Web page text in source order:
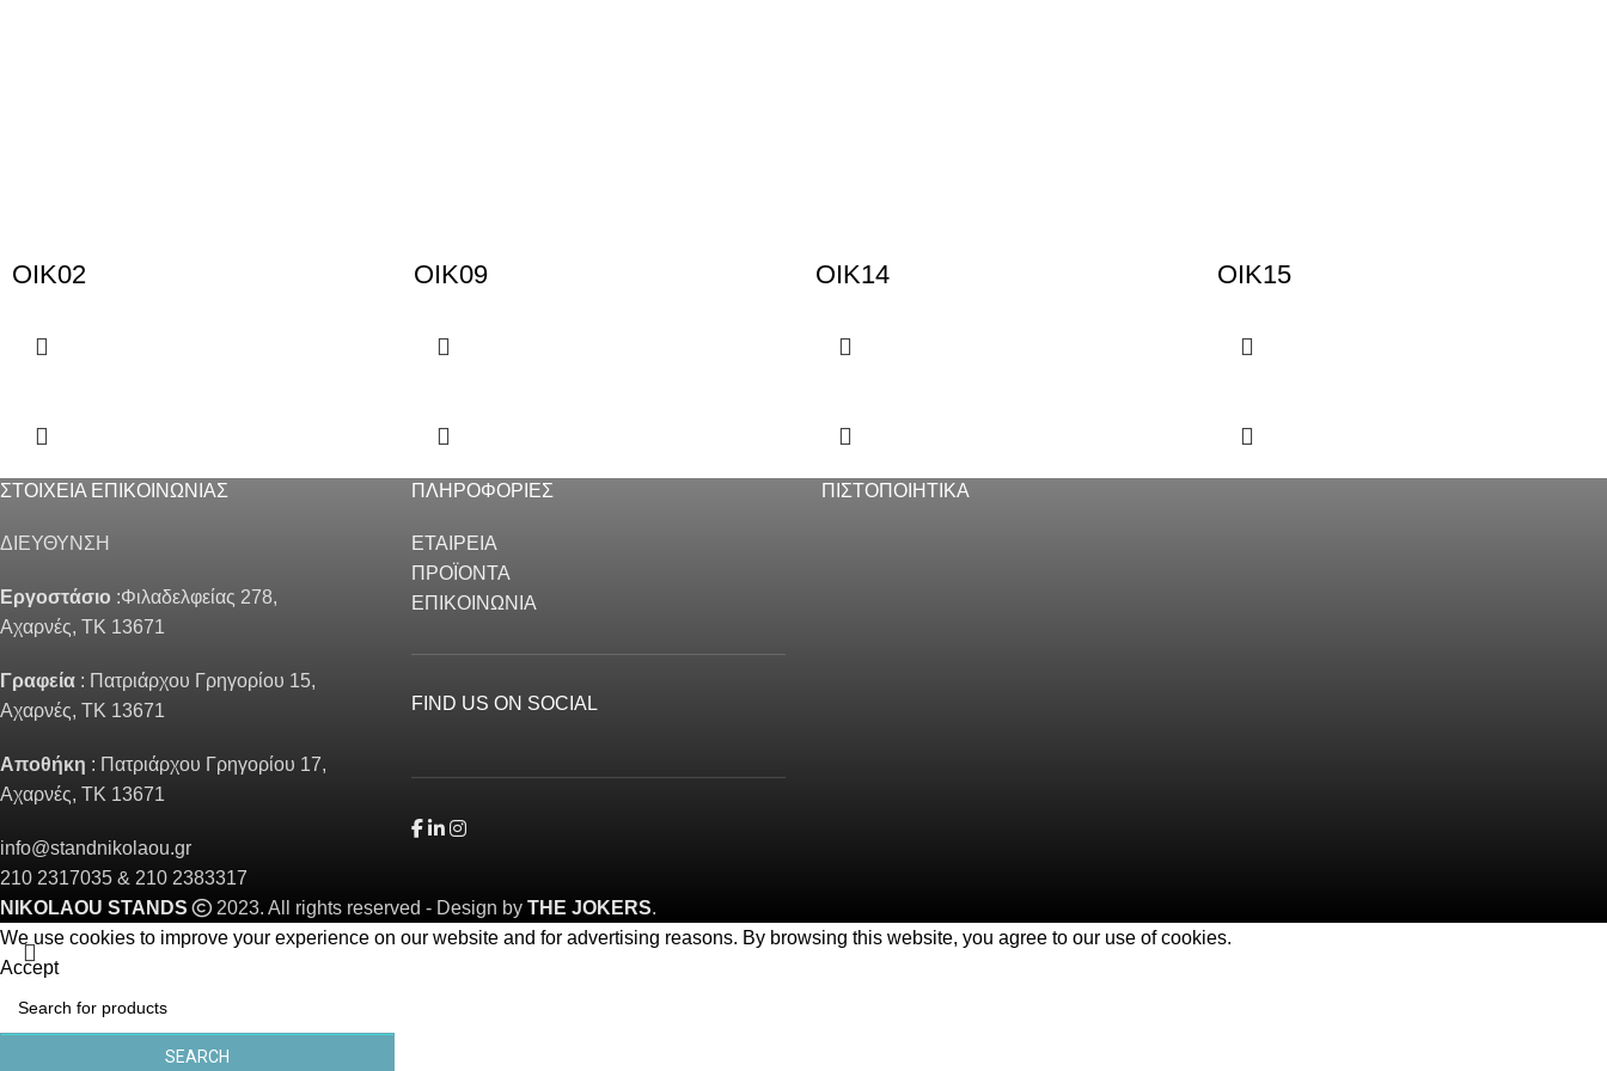
OIK02 OIK09 OIK14 OIK15
ΣΤΟΙΧΕΙΑ ΕΠΙΚΟΙΝΩΝΙΑΣ
ΔΙΕΥΘΥΝΣΗ
Εργοστάσιο :Φιλαδελφείας 278,
Αχαρνές, ΤΚ 13671
Γραφεία : Πατριάρχου Γρηγορίου 15,
Αχαρνές, ΤΚ 13671
Αποθήκη : Πατριάρχου Γρηγορίου 17,
Αχαρνές, ΤΚ 13671
info@standnikolaou.gr
210 2317035 & 210 2383317
ΠΛΗΡΟΦΟΡΙΕΣ
ΕΤΑΙΡΕΙΑ
ΠΡΟΪΟΝΤΑ
ΕΠΙΚΟΙΝΩΝΙΑ
FIND US ON SOCIAL
ΠΙΣΤΟΠΟΙΗΤΙΚΑ
NIKOLAOU STANDS 2023. All rights reserved - Design by THE JOKERS.
SEARCH
We use cookies to improve your experience on our website and for advertising reasons. By browsing this website, you agree to our use of cookies.
Accept